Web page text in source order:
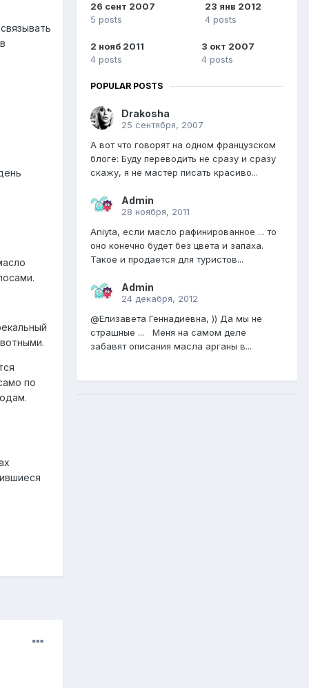
по
26 сент 2007
5 posts
23 янв 2012
4 posts
2 нояб 2011
4 posts
3 окт 2007
4 posts
POPULAR POSTS
Drakosha
25 сентября, 2007
А вот что говорят на одном французском
блоге: Буду переводить не сразу и сразу
скажу, я не мастер писать красиво...
Admin
28 ноября, 2011
Aniyta, если масло рафинированное ... то
оно конечно будет без цвета и запаха.
Такое и продается для туристов...
Admin
24 декабря, 2012
@Елизавета Геннадиевна, )) Да мы не
страшные ... Меня на самом деле
забавят описания масла арганы в...